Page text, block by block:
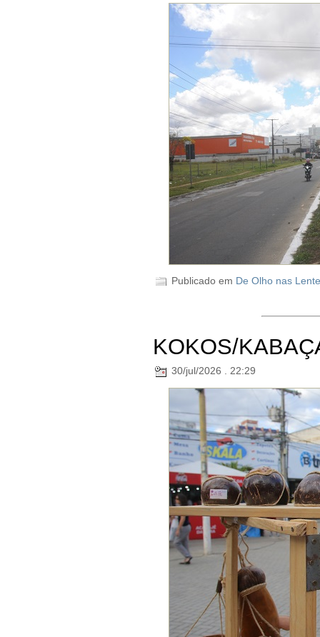
Publicado em De Olho nas
KOKOS/
30/jul/2026 . 22:29